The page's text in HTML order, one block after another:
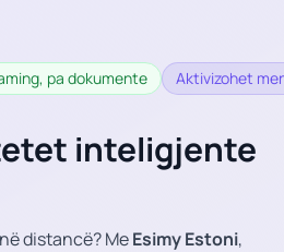
pa dokumente Aktivizohet
inteligjente
distancë? MeEsimy Estoni,